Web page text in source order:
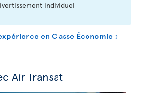
individuel
en Classe Économie
Air Transat